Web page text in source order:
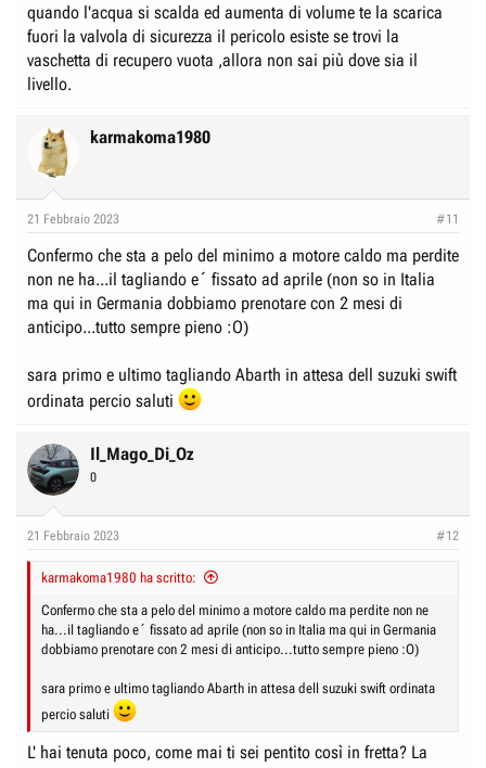
quando l'acqua si scalda ed aumenta di volume te la scarica
fuori la valvola di sicurezza il pericolo esiste se trovi la
vaschetta di recupero vuota ,allora non sai più dove sia il
livello.
karmakoma1980
21 Febbraio 2023 #11
Confermo che sta a pelo del minimo a motore caldo ma perdite
non ne ha...il tagliando e´ fissato ad aprile (non so in Italia
ma qui in Germania dobbiamo prenotare con 2 mesi di
anticipo...tutto sempre pieno :O)
sara primo e ultimo tagliando Abarth in attesa dell suzuki swift
ordinata percio saluti
Il_Mago_Di_Oz
0
21 Febbraio 2023 #12
karmakoma1980 ha scritto:
Confermo che sta a pelo del minimo a motore caldo ma perdite non ne
ha...il tagliando e´ fissato ad aprile (non so in Italia ma qui in Germania
dobbiamo prenotare con 2 mesi di anticipo...tutto sempre pieno :O)
sara primo e ultimo tagliando Abarth in attesa dell suzuki swift ordinata
percio saluti
L' hai tenuta poco, come mai ti sei pentito così in fretta? La